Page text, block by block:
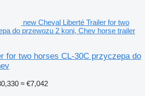
new Cheval Liberté Trailer for two
do przewozu 2 koni, Chev horse trailer
for two horses CL-30C przyczepa do
≈ €7,042